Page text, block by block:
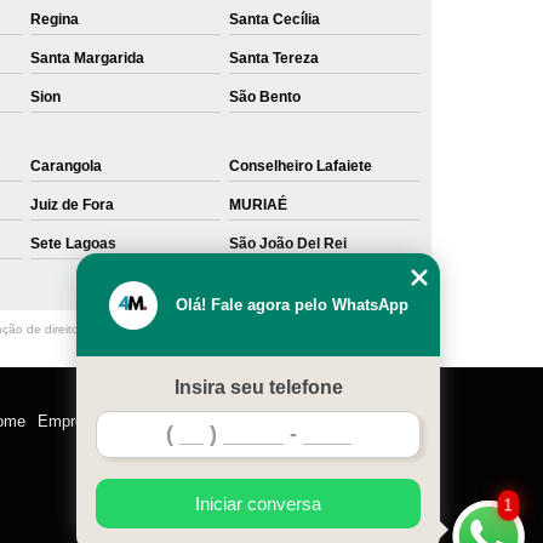
Regina Santa Cecília
Santa Margarida Santa Tereza
Sion São Bento
Carangola Conselheiro Lafaiete
Juiz de Fora MURIAÉ
Sete Lagoas São João Del Rei
de direito autoral – artigo 184 do Código Penal –
Empresa Serviços
1
Olá! Fale agora pelo WhatsApp
Insira seu telefone
Iniciar conversa